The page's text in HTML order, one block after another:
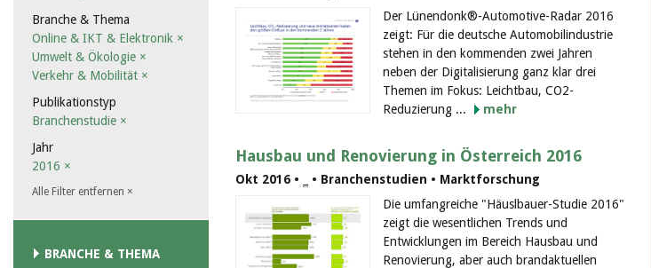
Der Lünendonk®-Automotive-Radar 2016
zeigt: Für die deutsche Automobilindustrie
stehen in den kommenden zwei Jahren
neben der Digitalisierung ganz klar drei
Themen im Fokus: Leichtbau, CO2-
Reduzierung ...
mehr
Hausbau und Renovierung in Österreich 2016
Okt 2016 •
• Branchenstudien • Marktforschung
Die umfangreiche "Häuslbauer-Studie 2016"
zeigt die wesentlichen Trends und
Entwicklungen im Bereich Hausbau und
Renovierung, aber auch brandaktuellen
Branche & Thema
Online & IKT & Elektronik ×
Umwelt & Ökologie ×
Verkehr & Mobilität ×
Publikationstyp
Branchenstudie ×
Jahr
2016 ×
Alle Filter entfernen ×
BRANCHE & THEMA